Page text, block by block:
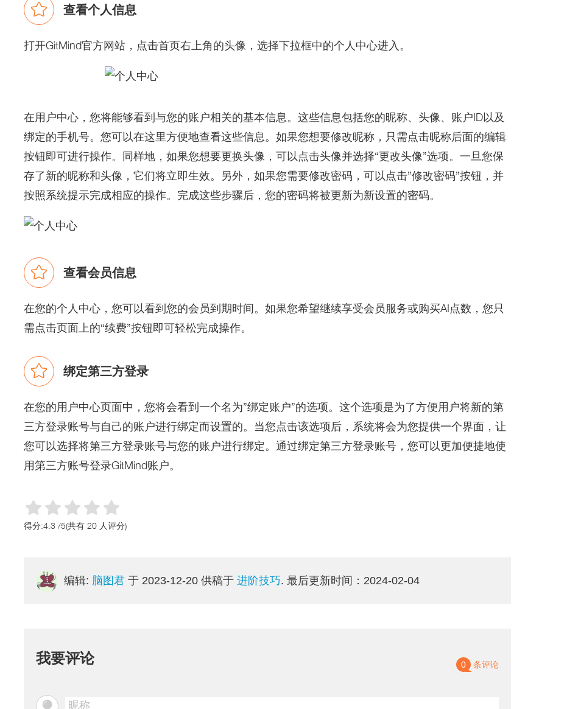
查看个人信息
打开GitMind官方网站，点击首页右上角的头像，选择下拉框中的个人中心进入。
在用户中心，您将能够看到与您的账户相关的基本信息。这些信息包括您的昵称、头像、账户ID以及
绑定的手机号。您可以在这里方便地查看这些信息。如果您想要修改昵称，只需点击昵称后面的编辑
按钮即可进行操作。同样地，如果您想要更换头像，可以点击头像并选择“更改头像”选项。一旦您保
存了新的昵称和头像，它们将立即生效。另外，如果您需要修改密码，可以点击”修改密码”按钮，并
按照系统提示完成相应的操作。完成这些步骤后，您的密码将被更新为新设置的密码。
查看会员信息
在您的个人中心，您可以看到您的会员到期时间。如果您希望继续享受会员服务或购买AI点数，您只
需点击页面上的“续费”按钮即可轻松完成操作。
绑定第三方登录
在您的用户中心页面中，您将会看到一个名为”绑定账户”的选项。这个选项是为了方便用户将新的第
三方登录账号与自己的账户进行绑定而设置的。当您点击该选项后，系统将会为您提供一个界面，让
您可以选择将第三方登录账号与您的账户进行绑定。通过绑定第三方登录账号，您可以更加便捷地使
用第三方账号登录GitMind账户。
得分:4.3 /5(共有 20 人评分)
编辑: 脑图君 于 2023-12-20 供稿于 进阶技巧. 最后更新时间：2024-02-04
我要评论 0 条评论